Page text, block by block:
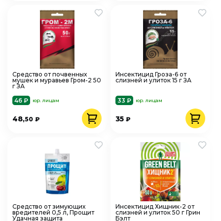
Средство от почвенных
мушек и муравьев Гром-2 50
г ЗА
46 ₽
юр. лицам
48,50 ₽
Инсектицид Гроза-6 от
слизней и улиток 15 г ЗА
33 ₽ юр. лицам
35₽
Средство от зимующих
вредителей 0,5 л, Прощит
Удачная защита
Инсектицид Хищник-2 от
слизней и улиток 50 г Грин
Бэлт